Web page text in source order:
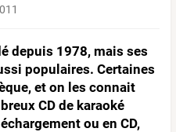
depuis 1978, mais ses
populaires. Certaines
et on les connait
CD de karaoké
ou en CD,